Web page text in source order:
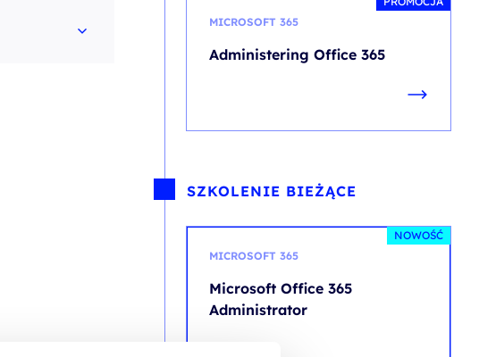
MICROSOFT 365
Administering Office 365
SZKOLENIE BIEŻĄCE
NOWOŚĆ
MICROSOFT 365
Microsoft Office 365
Administrator